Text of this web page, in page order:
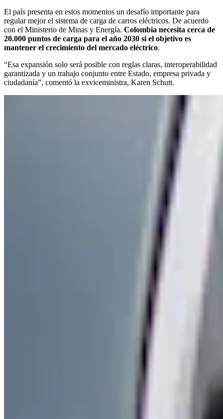
El país presenta en estos momentos un desafío importante para
regular mejor el sistema de carga de carros eléctricos. De acuerdo
con el Ministerio de Minas y Energía. Colombia necesita cerca de
20.000 puntos de carga para el año 2030 si el objetivo es
mantener el crecimiento del mercado eléctrico.
“Esa expansión solo será posible con reglas claras, interoperabilidad
garantizada y un trabajo conjunto entre Estado, empresa privada y
ciudadanía”, comentó la exviceministra, Karen Schutt.